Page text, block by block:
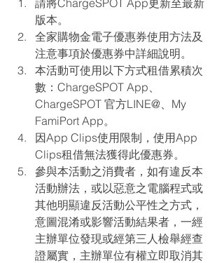
版本。
全家購物金電子優惠券使用方法及
注意事項於優惠券中詳細說明。
本活動可使用以下方式租借累積次
數：ChargeSPOT App、
ChargeSPOT 官方LINE@、My
FamiPort App。
因App Clips使用限制，使用App
Clips租借無法獲得此優惠券。
參與本活動之消費者，如有違反本
活動辦法，或以惡意之電腦程式或
其他明顯違反活動公平性之方式，
意圖混淆或影響活動結果者，一經
主辦單位發現或經第三人檢舉經查
證屬實，主辦單位有權立即取消其